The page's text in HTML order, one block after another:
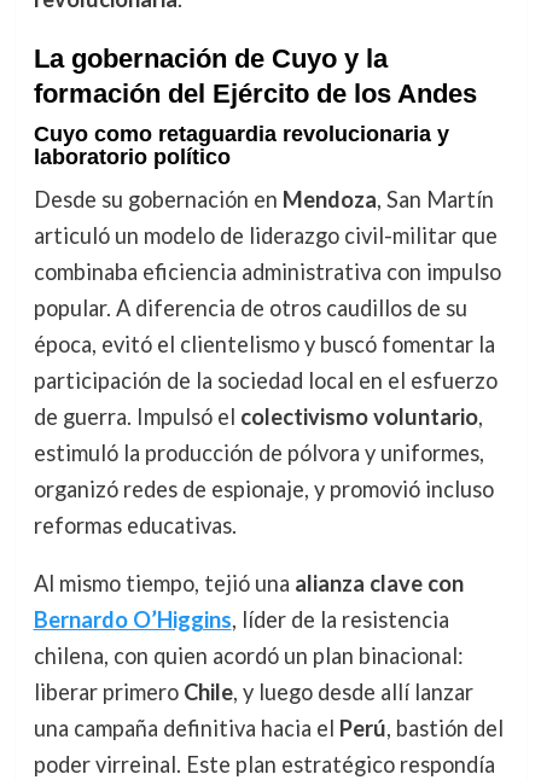
La gobernación de Cuyo y la
formación del Ejército de los Andes
Cuyo como retaguardia revolucionaria y
laboratorio político
Desde su gobernación en Mendoza, San Martín
articuló un modelo de liderazgo civil-militar que
combinaba eficiencia administrativa con impulso
popular. A diferencia de otros caudillos de su
época, evitó el clientelismo y buscó fomentar la
participación de la sociedad local en el esfuerzo
de guerra. Impulsó el colectivismo voluntario,
estimuló la producción de pólvora y uniformes,
organizó redes de espionaje, y promovió incluso
reformas educativas.
Al mismo tiempo, tejió una alianza clave con
Bernardo O’Higgins, líder de la resistencia
chilena, con quien acordó un plan binacional:
liberar primero Chile, y luego desde allí lanzar
una campaña definitiva hacia el Perú, bastión del
poder virreinal. Este plan estratégico respondía